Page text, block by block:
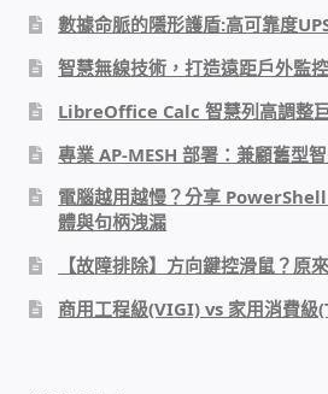
DCS 數位通訊系統
NEC SL2100 電話總機 數
聯盟電子(LINEMEX)
數據命脈的隱形護盾:高可靠度
智慧無線技術，打造遠距戶外監
LibreOffice Calc 智慧列高調整
專業 AP-MESH 部署：兼顧舊型
電腦越用越慢？分享
體與句柄洩漏
【故障排除】方向鍵控滑鼠？原
商用工程級(VIGI) vs 家用消費級